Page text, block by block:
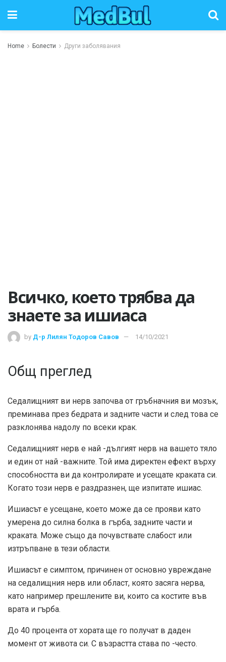
Home Болести Други заболявания
Всичко, което трябва да
знаете за ишиаса
by Д-р Лилян Тодоров Савов 14/10/2021
Общ преглед
Седалищният ви нерв започва от гръбначния ви мозък,
преминава през бедрата и задните части и след това се
разклонява надолу по всеки крак.
Седалищният нерв е най -дългият нерв на вашето тяло
и един от най -важните. Той има директен ефект върху
способността ви да контролирате и усещате краката си.
Когато този нерв е раздразнен, ще изпитате ишиас.
Ишиасът е усещане, което може да се прояви като
умерена до силна болка в гърба, задните части и
краката. Може също да почувствате слабост или
изтръпване в тези области.
Ишиасът е симптом, причинен от основно увреждане
на седалищния нерв или област, която засяга нерва,
като например прешлените ви, които са костите във
врата и гърба.
До 40 процента от хората ще го получат в даден
момент от живота си. С възрастта става по -често.